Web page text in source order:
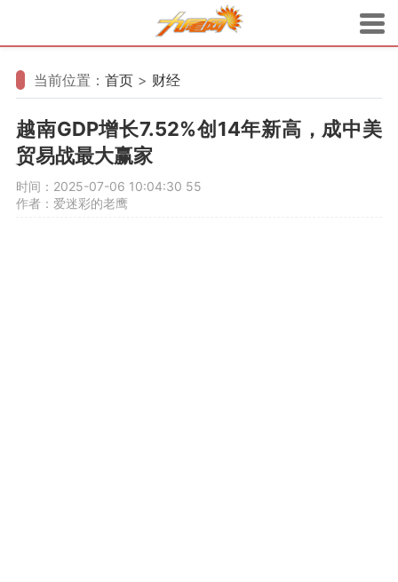
当前位置： 首页 > 财经
越南GDP增长7.52%创14年新高，成中美
贸易战最大赢家
时间：2025-07-06 10:04:30 55
作者：爱迷彩的老鹰